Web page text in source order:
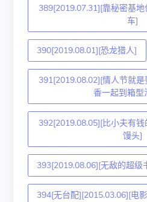
389[2019.07.31][靠秘密基
车]
390[2019.08.01][恐龙猎人]
391[2019.08.02][情人节就
香一起到箱型
392[2019.08.05][比小夫有
馒头]
393[2019.08.06][无敌的超级
394[无台配][2015.03.06][电